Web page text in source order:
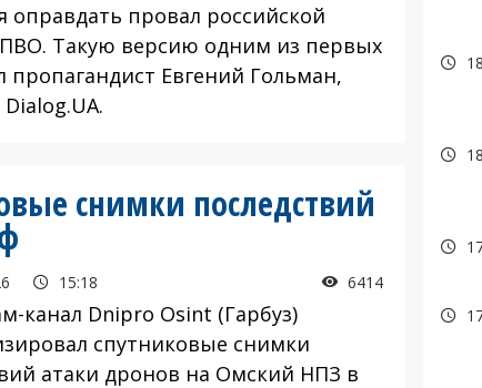
оправдать провал российской
Такую версию одним из первых
пропагандист Евгений Гольман,
снимки последствий
15:18 6414
канал Dnipro Osint (Гарбуз)
спутниковые снимки
атаки дронов на Омский НПЗ в